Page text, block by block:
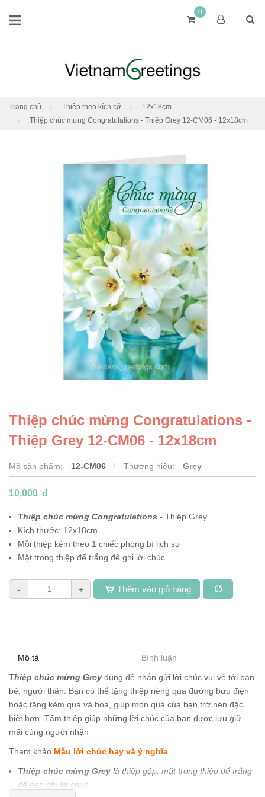
0
Trang chủ Thiệp theo kích cỡ
12x18cm
Thiệp chúc mừng Congratulations - Thiệp Grey 12-CM06 - 12x18cm
Thiệp chúc mừng Congratulations -
Thiệp Grey 12-CM06 - 12x18cm
Mã sản phẩm: 12-CM06 Thương hiệu: Grey
10,000 đ
Thiệp chúc mừng Congratulations - Thiệp Grey
Kích thước: 12x18cm
Mỗi thiệp kèm theo 1 chiếc phong bì lịch sự
Mặt trong thiệp để trắng để ghi lời chúc
- + Thêm vào giỏ hàng
Mô tả Bình luận
Thiệp chúc mừng Grey dùng để nhắn gửi lời chúc vui vẻ tới bạn
bè, người thân. Bạn có thể tặng thiệp riêng qua đường bưu điện
hoặc tặng kèm quà và hoa, giúp món quà của bạn trở nên đặc
biệt hơn. Tấm thiệp giúp những lời chúc của bạn được lưu giữ
mãi cùng người nhận
Tham khảo Mẫu lời chúc hay và ý nghĩa
Thiệp chúc mừng Grey là thiệp gập, mặt trong thiệp để trắng
để bạn ghi lời chúc.